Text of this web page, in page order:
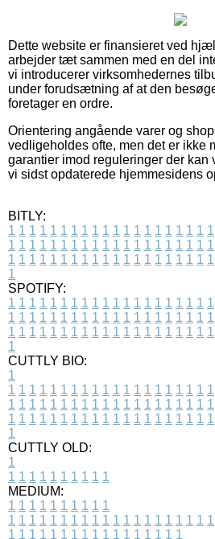
Dette website er finansieret ved
arbejder tæt sammen med en del
vi introducerer virksomhedernes
under forudsætning af at den
foretager en ordre.
Orientering angående varer og
vedligeholdes ofte, men det er ikke
garantier imod reguleringer der
vi sidst opdaterede hjemmesidens
BITLY:
1 1 1 1 1 1 1 1 1 1 1 1 1 1 1 1 1 1 1 1
1 1 1 1 1 1 1 1 1 1 1 1 1 1 1 1 1 1 1 1
1 1 1 1 1 1 1 1 1 1 1 1 1 1 1 1 1 1 1 1
1
SPOTIFY:
1 1 1 1 1 1 1 1 1 1 1 1 1 1 1 1 1 1 1 1
1 1 1 1 1 1 1 1 1 1 1 1 1 1 1 1 1 1 1 1
1 1 1 1 1 1 1 1 1 1 1 1 1 1 1 1 1 1 1 1
1
CUTTLY BIO:
1
1 1 1 1 1 1 1 1 1 1 1 1 1 1 1 1 1 1 1 1
1 1 1 1 1 1 1 1 1 1 1 1 1 1 1 1 1 1 1 1
1 1 1 1 1 1 1 1 1 1 1 1 1 1 1 1 1 1 1 1
1
CUTTLY OLD:
1
1 1 1 1 1 1 1 1 1 1
MEDIUM:
1 1 1 1 1 1 1 1 1 1
1 1 1 1 1 1 1 1 1 1 1 1 1 1 1 1 1 1 1 1
1 1 1 1 1 1 1 1 1 1 1 1 1 1 1 1 1